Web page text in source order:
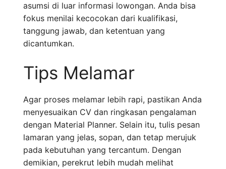
asumsi di luar informasi lowongan. Anda bisa
fokus menilai kecocokan dari kualifikasi,
tanggung jawab, dan ketentuan yang
dicantumkan.
Tips Melamar
Agar proses melamar lebih rapi, pastikan Anda
menyesuaikan CV dan ringkasan pengalaman
dengan Material Planner. Selain itu, tulis pesan
lamaran yang jelas, sopan, dan tetap merujuk
pada kebutuhan yang tercantum. Dengan
demikian, perekrut lebih mudah melihat